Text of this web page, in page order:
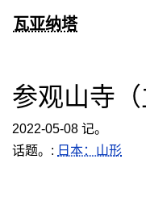
瓦亚纳塔
参观山寺（
2022-05-08 记。
话题。: 日本：山形